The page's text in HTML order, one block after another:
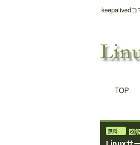
keepalived
TOP